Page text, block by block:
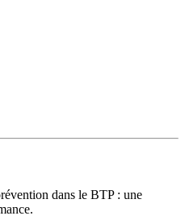
dans le BTP : une